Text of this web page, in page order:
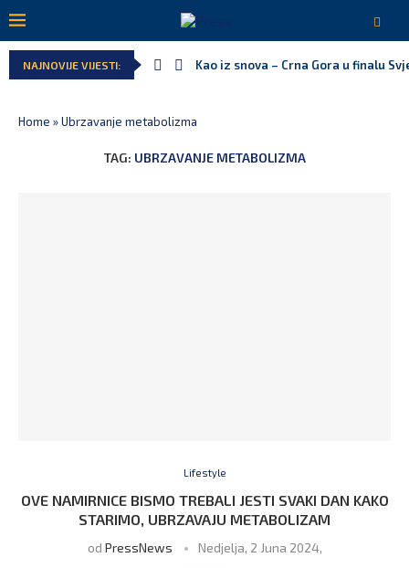
NAJNOVIJE VIJESTI: Kao iz snova – Crna Gora u finalu
Home »Ubrzavanje metabolizma
TAG: UBRZAVANJE METABOLIZMA
Lifestyle
OVE NAMIRNICE BISMO TREBALI JESTI SVAKI DAN KAKO
STARIMO, UBRZAVAJU METABOLIZAM
od PressNews Nedjelja, 2 Juna 2024,